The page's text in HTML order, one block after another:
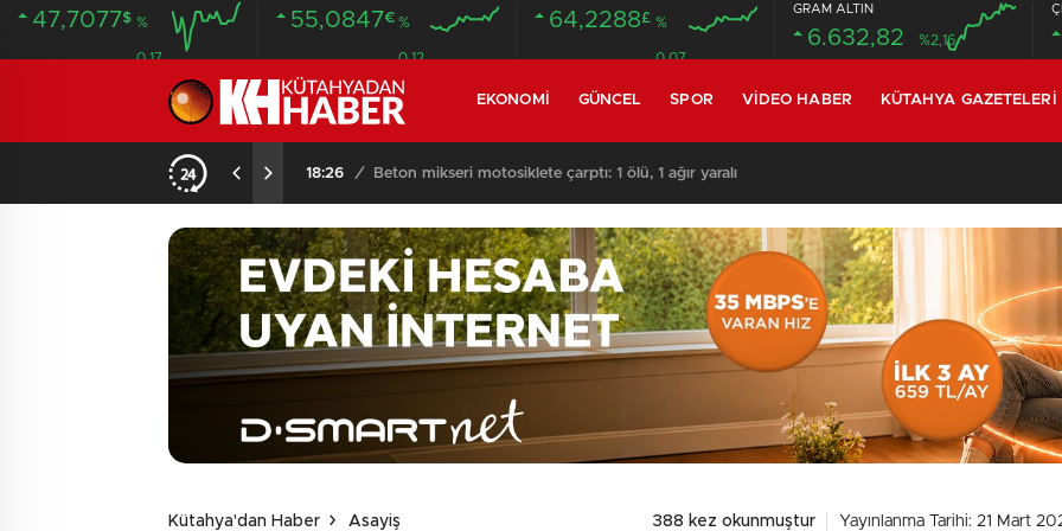
47,7077$ %
0.17
55,0847€ %
0.12
64,2288£ %
0.07
GRAM ALTIN
6.632,82 %2,16
EKONOMI GÜNCEL SPOR VIDEO HABER KÜTAHYA GAZETELERI
18:26 / Beton mikseri motosiklete çarptı: 1 ölü, 1 ağır yaralı
Kütahya'dan Haber Asayiş 388 kez okunmuştur Yayınlanma Tarihi: 21 Mart